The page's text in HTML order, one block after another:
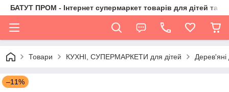
БАТУТ ПРОМ - Інтернет супермаркет товарів для дітей та їх
Товари КУХНІ, СУПЕРМАРКЕТИ для дітей Дерев'яні
–11%